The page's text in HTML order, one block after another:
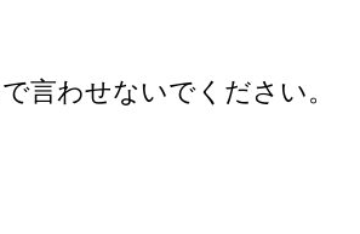
言わせないでください。